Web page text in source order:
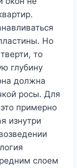
Но
то
глубину
должна
росы. Для
примерно
изнутри
слоем